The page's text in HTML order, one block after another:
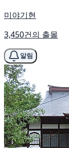
미야기현
3,450건의 출몰
알림